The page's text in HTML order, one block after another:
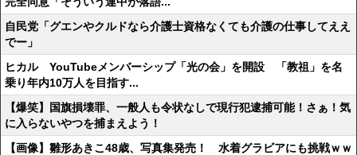
自民党「グエンやクルドなら介護士資格なくても介護の仕事してええ
でー」
ヒカル YouTubeメンバーシップ「光の会」を開設 「教祖」を名
乗り年内10万人を目指す...
【爆笑】国旗損壊罪、一般人も令状なしで現行犯逮捕可能！さぁ！気
に入らないやつを捕まえよう！
【画像】雛形あきこ48歳、写真集発売！ 水着グラビアにも挑戦ｗｗ